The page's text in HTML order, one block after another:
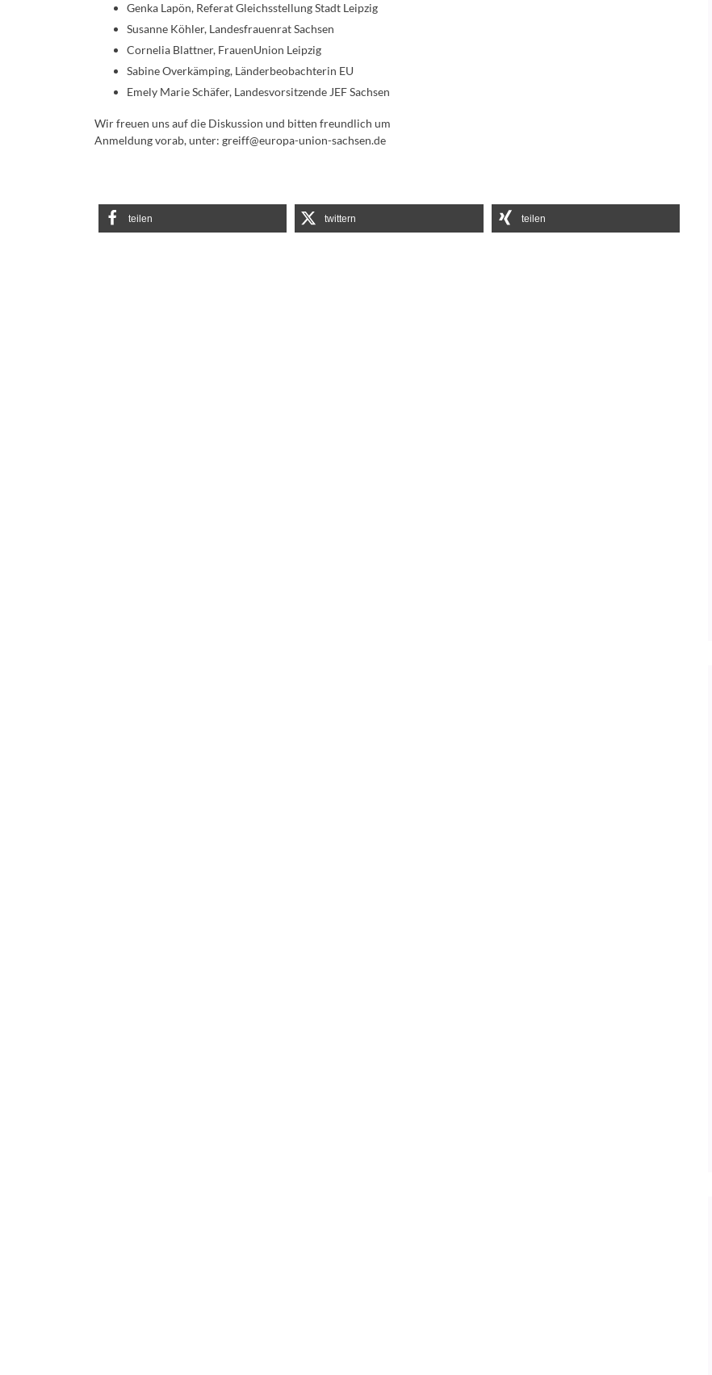
Genka Lapön, Referat Gleichsstellung Stadt Leipzig
Susanne Köhler, Landesfrauenrat Sachsen
Cornelia Blattner, FrauenUnion Leipzig
Sabine Overkämping, Länderbeobachterin EU
Emely Marie Schäfer, Landesvorsitzende JEF Sachsen
Wir freuen uns auf die Diskussion und bitten freundlich um
Anmeldung vorab, unter: greiff@europa-union-sachsen.de
teilen twittern teilen